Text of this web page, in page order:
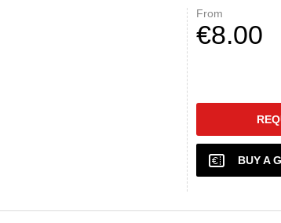
From
€8.00
BUY A